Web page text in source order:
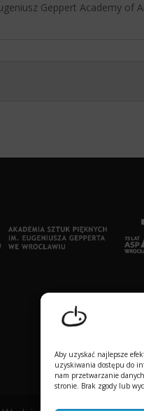
Aby uzyskać najlepsze
uzyskiwania dostępu do
nam przetwarzanie
stronie. Brak zgody lub
Geppert Academy of